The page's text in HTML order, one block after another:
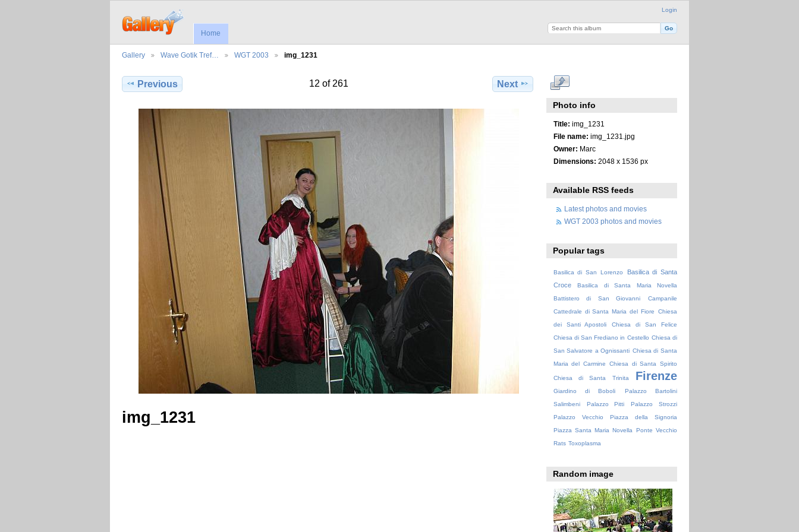
Login
Home
Gallery Wave Gotik Tref… WGT 2003 img_1231
Previous 12 of 261 Next
img_1231
Photo info
Title: img_1231
File name: img_1231.jpg
Owner: Marc
Dimensions: 2048 x 1536 px
Available RSS feeds
Latest photos and movies
WGT 2003 photos and movies
Popular tags
Basilica di San Lorenzo
Basilica di Santa
Croce
Basilica di Santa Maria Novella
Battistero di San Giovanni
Campanile
Cattedrale di Santa Maria del Fiore
Chiesa
dei Santi Apostoli
Chiesa di San Felice
Chiesa di San Frediano in Cestello Chiesa di
San Salvatore a Ognissanti Chiesa di Santa
Maria del Carmine
Chiesa di Santa Spirito
Chiesa di Santa Trinita Firenze
Giardino di Boboli
Palazzo Bartolini
Salimbeni
Palazzo Pitti
Palazzo Strozzi
Palazzo Vecchio
Piazza della Signoria
Piazza Santa Maria Novella
Ponte Vecchio
Rats Toxoplasma
Random image